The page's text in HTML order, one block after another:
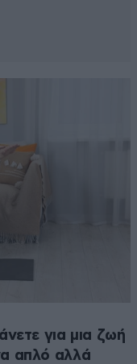
για μια ζωή
απλό αλλά